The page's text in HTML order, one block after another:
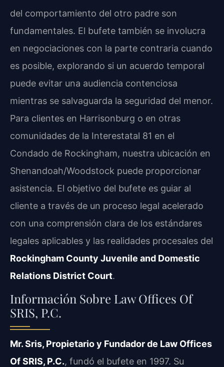
del comportamiento del otro padre son
fundamentales. El bufete también se involucra
en negociaciones con la parte contraria cuando
es posible, explorando si un acuerdo temporal
puede evitar una audiencia contenciosa
mientras se salvaguarda la seguridad del menor.
Para clientes en Harrisonburg o en otras
comunidades de la Interestatal 81 en el
Condado de Rockingham, nuestra ubicación en
Shenandoah/Woodstock puede proporcionar
asistencia. El objetivo del bufete es guiar al
cliente a través de un proceso legal acelerado
con una comprensión clara de los estándares
legales aplicables y las realidades procesales del
Rockingham County Juvenile and Domestic
Relations District Court.
Información Sobre Law Offices Of
SRIS, P.C.
Mr. Sris, Propietario y Fundador de Law Offices
Of SRIS, P.C., fundó el bufete en 1997. Su